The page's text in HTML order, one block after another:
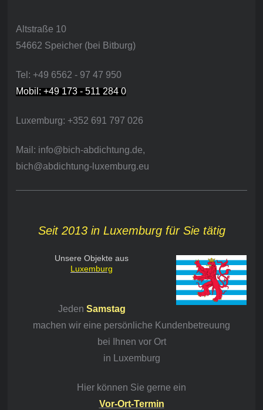
Altstraße 10
54662 Speicher (bei Bitburg)
Tel: +49 6562 - 97 47 950
Mobil: +49 173 - 511 284 0
Luxemburg: +352 691 797 026
Mail: info@bich-abdichtung.de,
bich@abdichtung-luxemburg.eu
Seit 2013 in Luxemburg für Sie tätig
Unsere Objekte aus
Luxemburg
Jeden Samstag
machen wir eine persönliche Kundenbetreuung
bei Ihnen vor Ort
in Luxemburg
Hier können Sie gerne ein
Vor-Ort-Termin